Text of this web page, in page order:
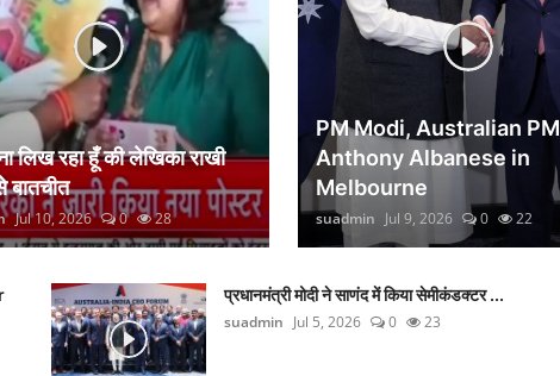
लिख रहा हूँ की लेखिका राखी
बातचीत
Jul 10, 2026 0 28
PM Modi, Australian PM
Anthony Albanese in
Melbourne
suadmin Jul 9, 2026 0 22
प्रधानमंत्री मोदी ने साणंद में किया सेमीकंडक्टर ...
suadmin Jul 5, 2026 0 23